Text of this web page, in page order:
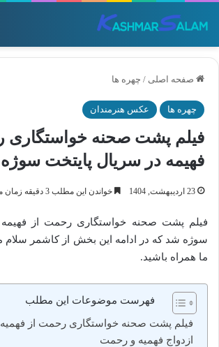
صفحه اصلی / چهره ها
چهره ها عکس هنرمندان
فیلم پشت صحنه خواستگاری
فهیمه در سریال پایتخت
23 اردیبهشت, 1404 خواندن این مطلب 3 دقیقه زمان میبرد
فیلم پشت صحنه خواستگاری رحمت از فهیمه
سوژه شد که در ادامه این بخش از کاشمر سلام
ما همراه باشید.
فهرست موضوعات این مطلب
فیلم پشت صحنه خواستگاری رحمت از فهمیه
ازدواج فهمیه و رحمت